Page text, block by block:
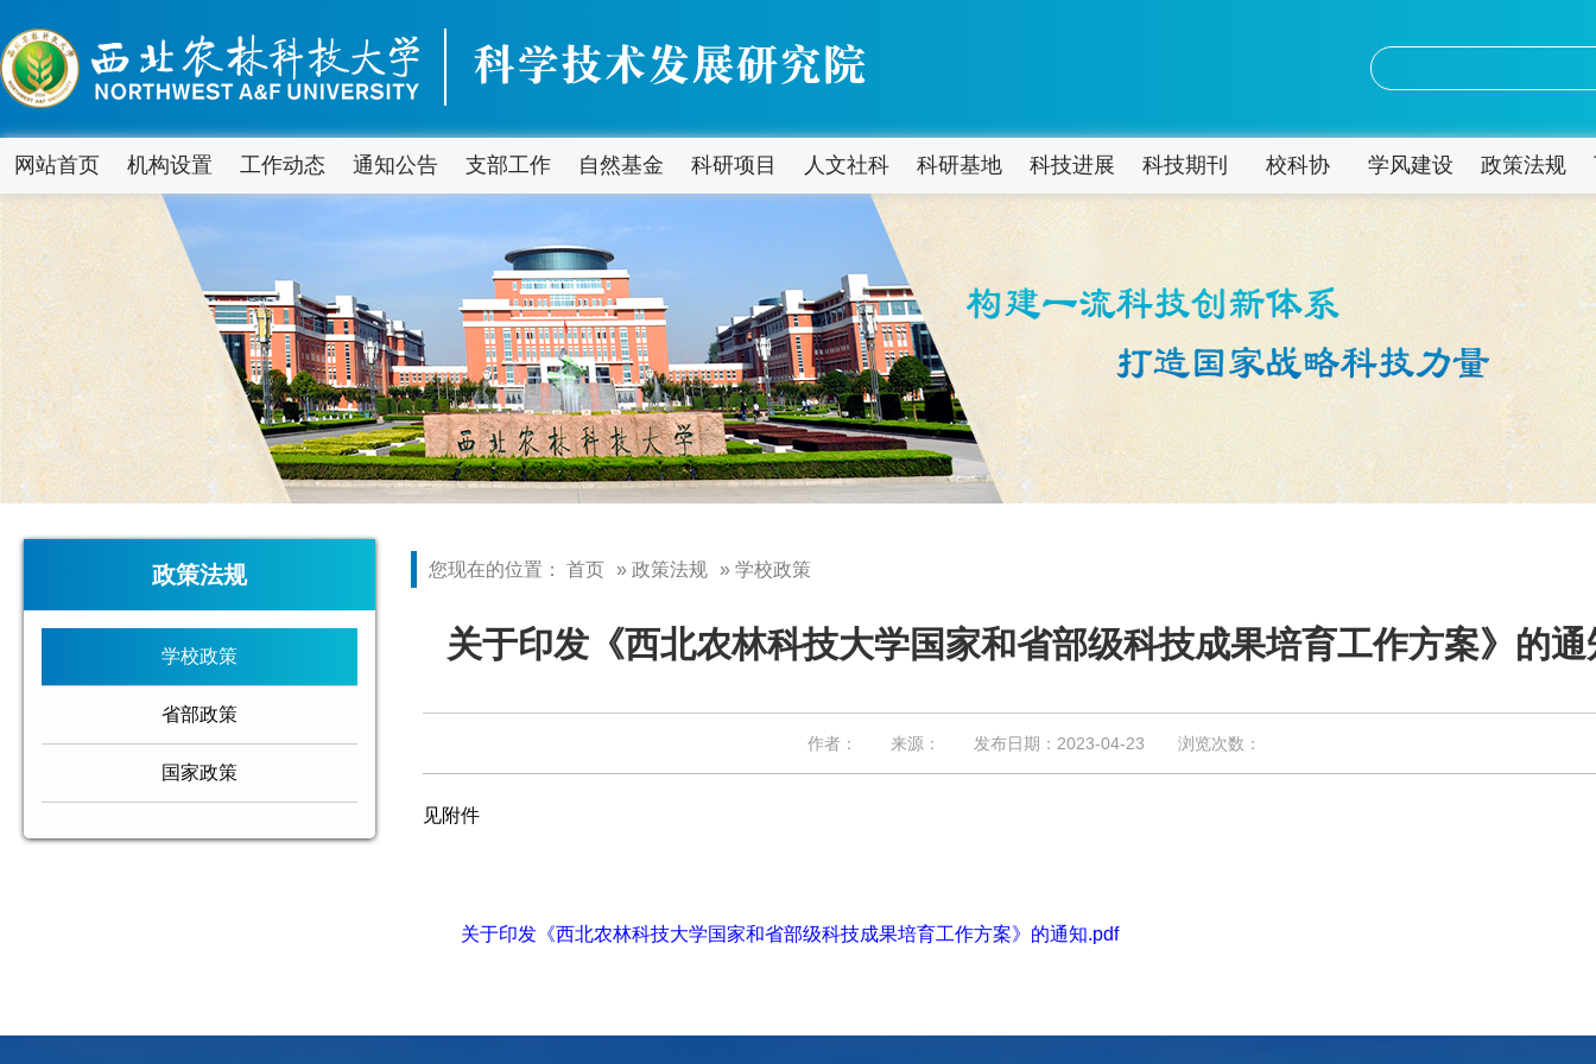
网站首页 机构设置 工作动态 通知公告 支部工作 自然基金 科研项目 人文社科 科研基地 科技进展 科技期刊 校科协 学风建设 政策法规
政策法规
学校政策
省部政策
国家政策
您现在的位置： 首页 » 政策法规 » 学校政策
关于印发《西北农林科技大学国家和省部级科技成果培育工作方案》的通
作者： 来源： 发布日期：2023-04-23 浏览次数：
见附件
关于印发《西北农林科技大学国家和省部级科技成果培育工作方案》的通知.pdf